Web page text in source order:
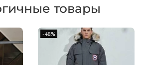
товары
-48%